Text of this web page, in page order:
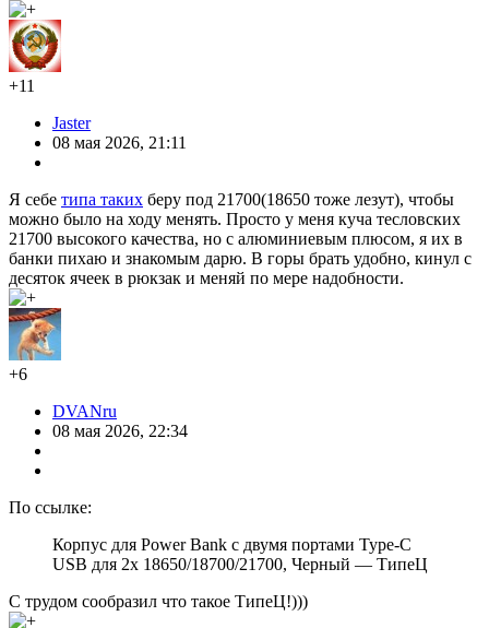
+11
Jaster
08 мая 2026, 21:11
Я себе типа таких беру под 21700(18650 тоже лезут), чтобы
можно было на ходу менять. Просто у меня куча тесловских
21700 высокого качества, но с алюминиевым плюсом, я их в
банки пихаю и знакомым дарю. В горы брать удобно, кинул с
десяток ячеек в рюкзак и меняй по мере надобности.
+6
DVANru
08 мая 2026, 22:34
По ссылке:
Корпус для Power Bank с двумя портами Type-C
USB для 2x 18650/18700/21700, Черный — ТипеЦ
С трудом сообразил что такое ТипеЦ!)))